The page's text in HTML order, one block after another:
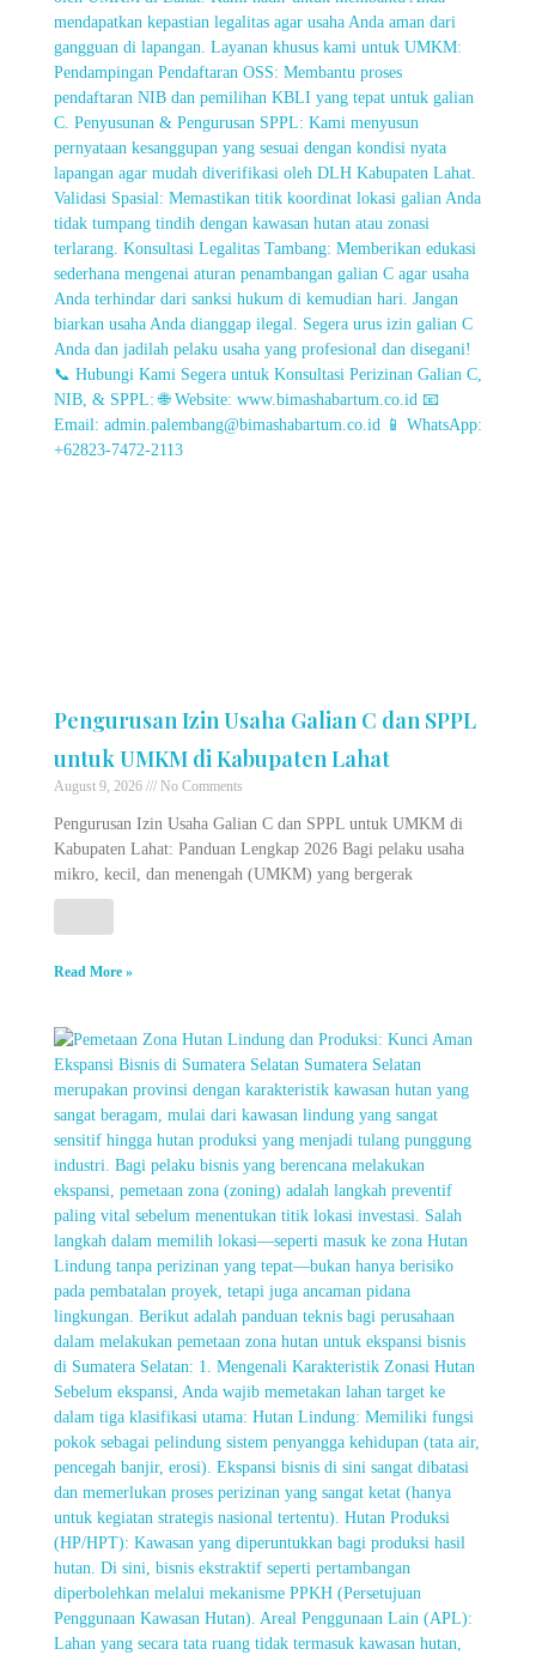
Pengurusan Izin Usaha Galian C dan SPPL
untuk UMKM di Kabupaten Lahat
August 9, 2026 No Comments
Pengurusan Izin Usaha Galian C dan SPPL untuk UMKM di
Kabupaten Lahat: Panduan Lengkap 2026 Bagi pelaku usaha
mikro, kecil, dan menengah (UMKM) yang bergerak
Read More »